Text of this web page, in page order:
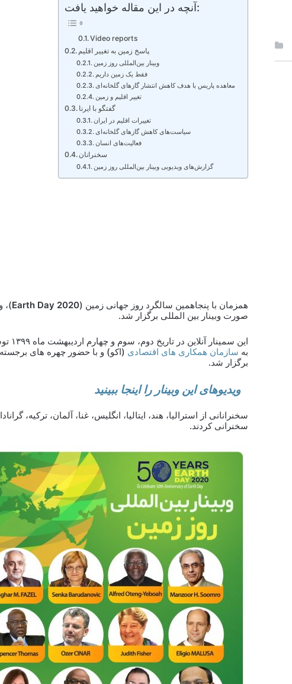
آنچه در این مقاله خواهید یافت:
Video reports
پاسخ‌ زمین به تغییر اقلیم
وبینار بین‌المللی روز زمین
فقط یک زمین داریم
معاهده پاریس با هدف کاهش انتشار گازهای گلخانه‌ای
تغییر اقلیم و زمین
گفتگو با ایرنا
تغییرات اقلیم در ایران
سیاست‌های کاهش گازهای گلخانه‌ای
فعالیت‌های انسان
سخنرانان
گزارش‌های ویدیویی وبینار بین‌المللی روز زمین
همزمان با پنجاهمین سالگرد روز جهانی زمین (Earth Day 2020)،
صورت وبینار بین المللی برگزار شد.
این سمینار آنلاین در تاریخ دوم، سوم و چهارم اردیبهشت ماه ۱۳۹۹ توسط
به سازمان همکاری های اقتصادی (اکو) و با حضور چهره های
برگزار شد.
ویدیوهای این وبینار را اینجا ببینید
سخنرانانی از استرالیا، هند، ایتالیا، انگلیس، غنا، آلمان، ترکیه،
سخنرانی کردند.